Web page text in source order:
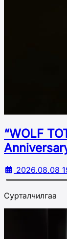
“WOLF
2026.08.08
Сурталчилгаа